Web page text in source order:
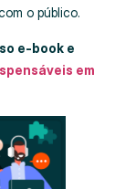
o público.
e-book e
em